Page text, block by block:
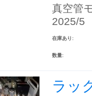
真空管
2025/5
在庫あり:
数量:
ラッ